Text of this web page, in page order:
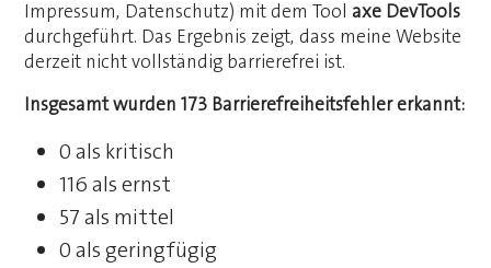
Impressum, Datenschutz) mit dem Tool axe DevTools
durchgeführt. Das Ergebnis zeigt, dass meine Website
derzeit nicht vollständig barrierefrei ist.
Insgesamt wurden 173 Barrierefreiheitsfehler erkannt:
0 als kritisch
116 als ernst
57 als mittel
0 als geringfügig